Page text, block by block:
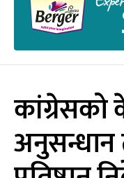
कांग्रेसको
अनुसन्धान